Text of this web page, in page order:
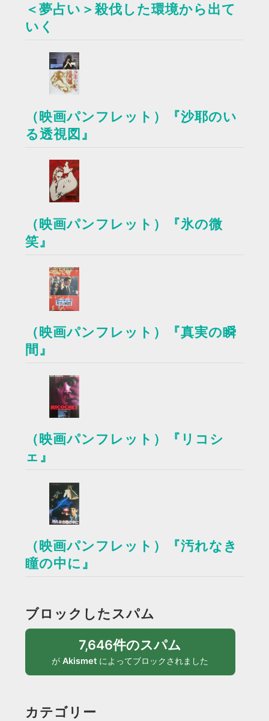
＜夢占い＞殺伐した環境から出て
いく
（映画パンフレット）『沙耶のい
る透視図』
（映画パンフレット）『氷の微
笑』
（映画パンフレット）『真実の瞬
間』
（映画パンフレット）『リコシ
ェ』
（映画パンフレット）『汚れなき
瞳の中に』
ブロックしたスパム
7,646件のスパム
がAkismet によってブロックされました
カテゴリー